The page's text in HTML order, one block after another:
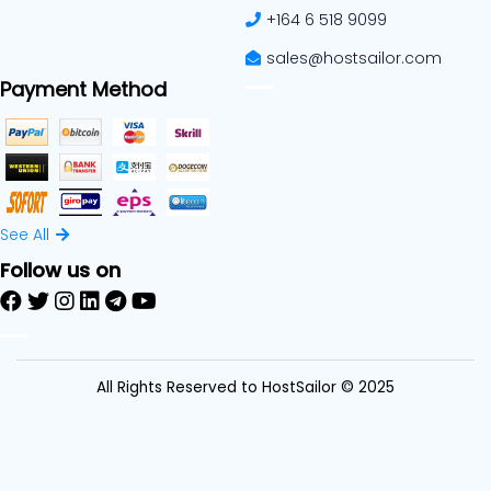
+164 6 518 9099
sales@hostsailor.com
Payment Method
See All
Follow us on
All Rights Reserved to HostSailor © 2025